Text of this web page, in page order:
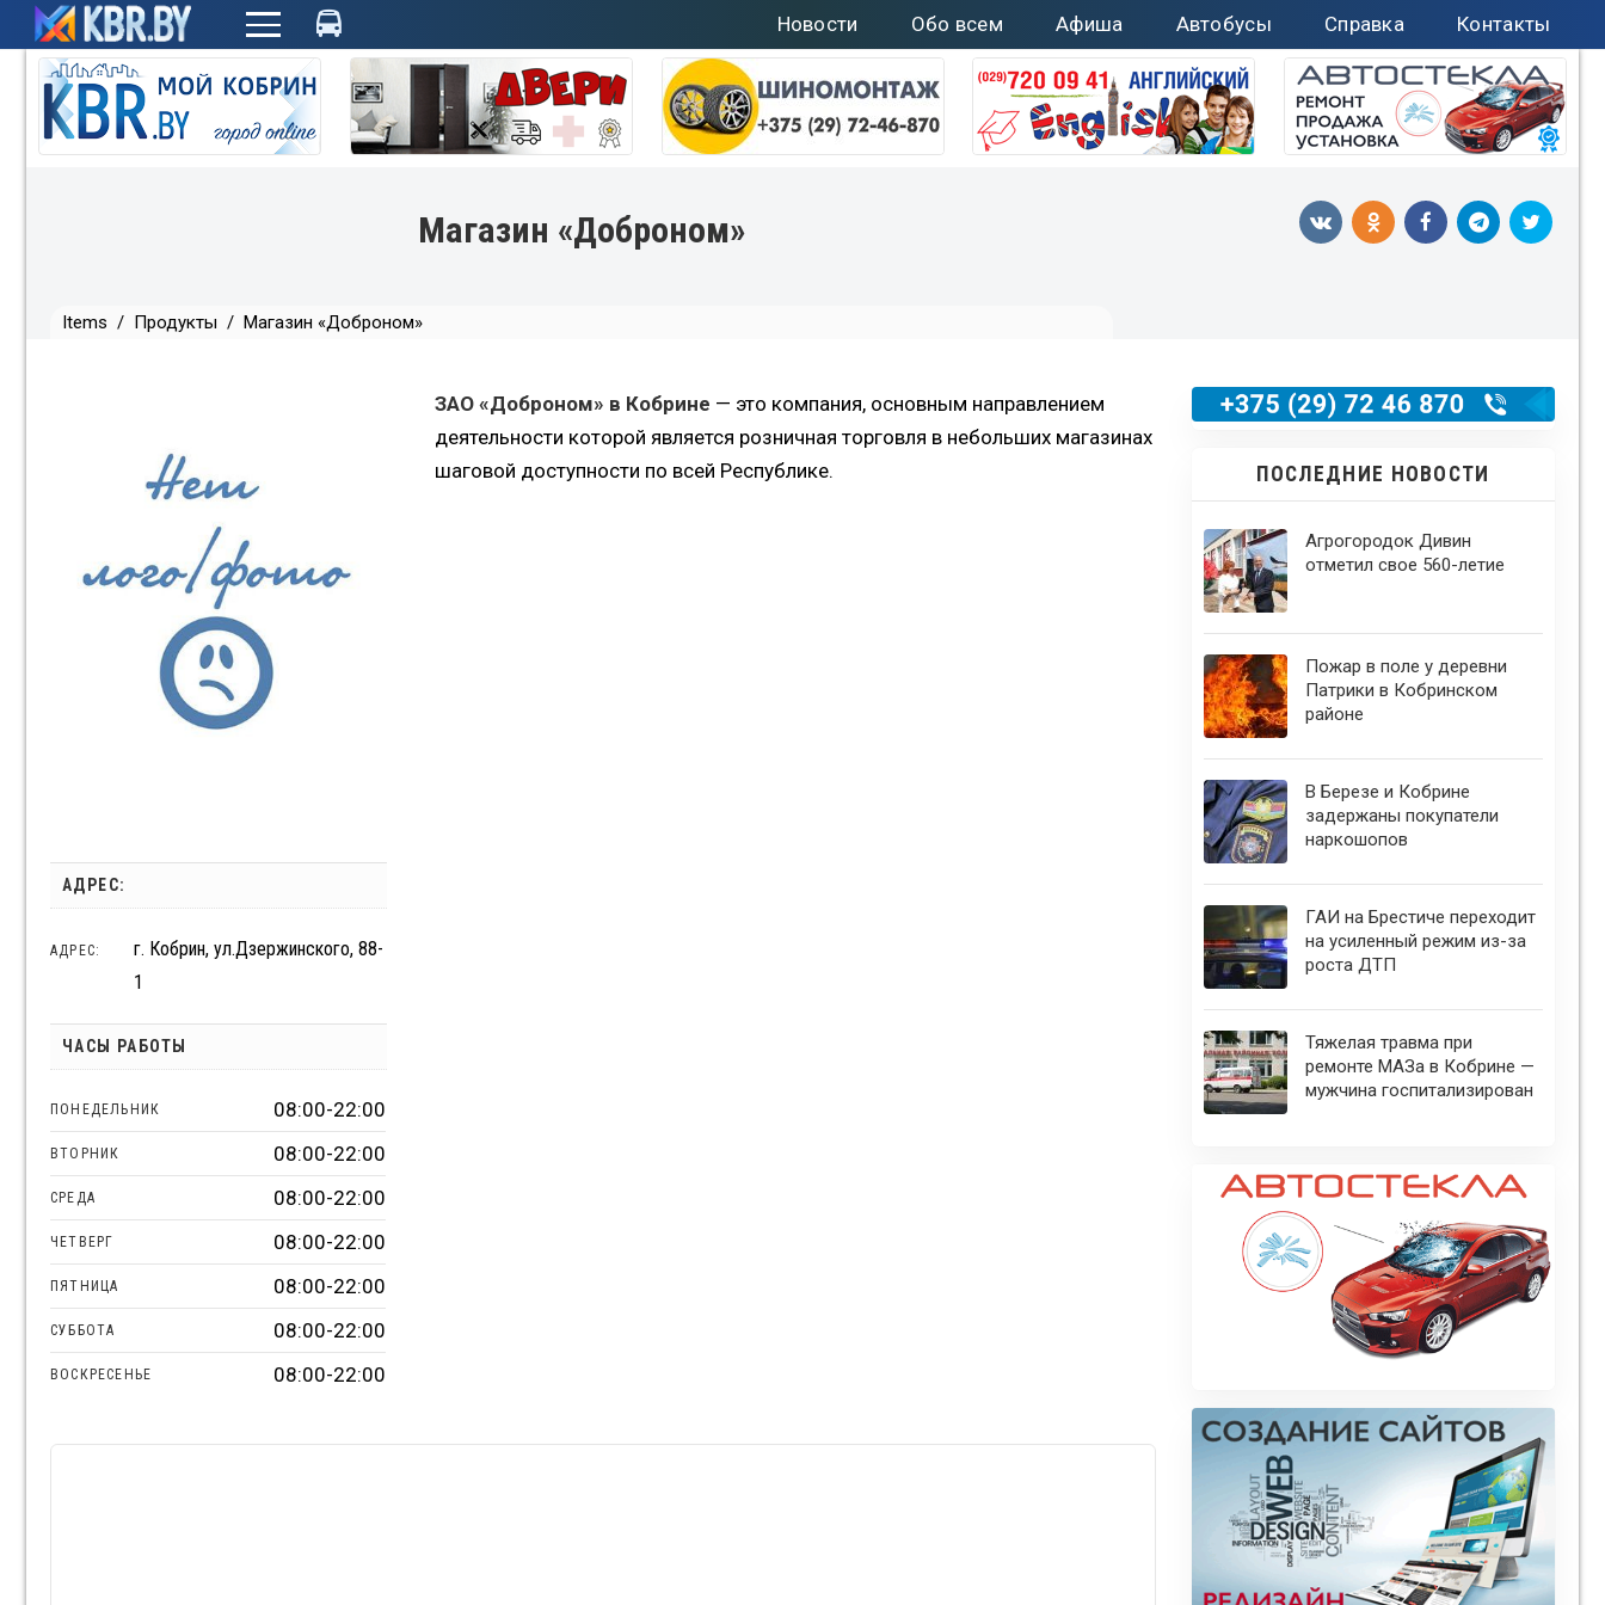
Новости Обо всем Афиша Автобусы Справка Контакты
Магазин «Доброном»
Items / Продукты / Магазин «Доброном»
АДРЕС:
АДРЕС:
г. Кобрин, ул.Дзержинского, 88-
1
ЧАСЫ РАБОТЫ
ПОНЕДЕЛЬНИК 08:00-22:00
ВТОРНИК 08:00-22:00
СРЕДА 08:00-22:00
ЧЕТВЕРГ 08:00-22:00
ПЯТНИЦА 08:00-22:00
СУББОТА 08:00-22:00
ВОСКРЕСЕНЬЕ 08:00-22:00
ЗАО «Доброном» в Кобрине — это компания, основным направлением
деятельности которой является розничная торговля в небольших магазинах
шаговой доступности по всей Республике.
ПОСЛЕДНИЕ НОВОСТИ
Агрогородок Дивин
отметил свое 560-летие
Пожар в поле у деревни
Патрики в Кобринском
районе
В Березе и Кобрине
задержаны покупатели
наркошопов
ГАИ на Брестиче переходит
на усиленный режим из-за
роста ДТП
Тяжелая травма при
ремонте МАЗа в Кобрине —
мужчина госпитализирован